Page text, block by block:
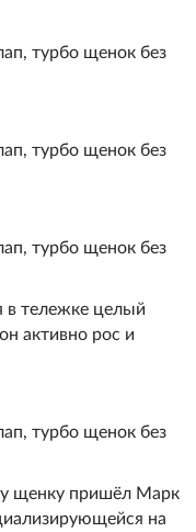
в тележке целый
активно рос и
щенку пришёл Марк
на